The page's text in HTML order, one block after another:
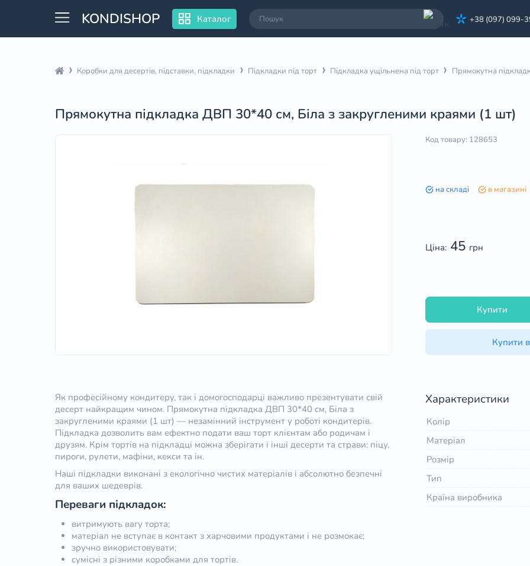
KONDISHOP Каталог +38 (097) 099-
Коробки для десертів, підставки, підкладки Підкладки під торт Підкладка ущільнена під торт Прямокутна
Прямокутна підкладка ДВП 30*40 см, Біла з закругленими краями (1 шт)
Код товару: 128653
на складі в магазині
Ціна: 45 грн
Купити
Купити
Як професійному кондитеру, так і домогосподарці важливо презентувати свій
десерт найкращим чином. Прямокутна підкладка ДВП 30*40 см, Біла з
закругленими краями (1 шт) — незамінний інструмент у роботі кондитерів.
Підкладка дозволить вам ефектно подати ваш торт клієнтам або родичам і
друзям. Крім тортів на підкладці можна зберігати і інші десерти та страви: піцу,
пироги, рулети, мафіни, кекси та ін.
Наші підкладки виконані з екологічно чистих матеріалів і абсолютно безпечні
для ваших шедеврів.
Переваги підкладок:
витримують вагу торта;
матеріал не вступає в контакт з харчовими продуктами і не розмокає;
зручно використовувати;
сумісні з різними коробками для тортів.
Характеристики
Колір
Матеріал
Розмір
Тип
Країна виробника